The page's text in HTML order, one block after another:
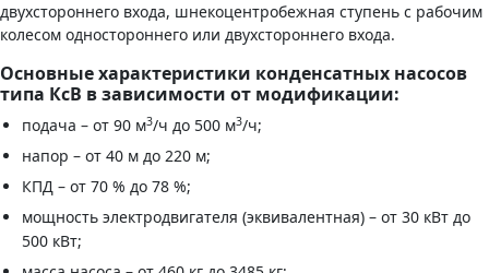
двухстороннего входа, шнекоцентробежная ступень с рабочим
колесом одностороннего или двухстороннего входа.
Основные характеристики конденсатных насосов
типа КсВ в зависимости от модификации:
подача – от 90 м3/ч до 500 м3/ч;
напор – от 40 м до 220 м;
КПД – от 70 % до 78 %;
мощность электродвигателя (эквивалентная) – от 30 кВт до
500 кВт;